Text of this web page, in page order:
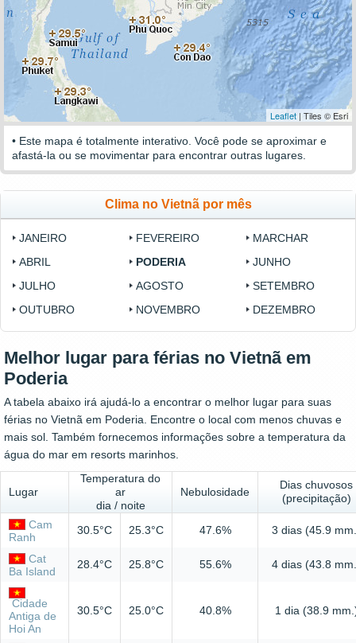
Leaflet | Tiles © Esri
• Este mapa é totalmente interativo. Você pode se aproximar e
afastá-la ou se movimentar para encontrar outras lugares.
Clima no Vietnã por mês
JANEIRO FEVEREIRO
MARCHAR
ABRIL
PODERIA
JUNHO
JULHO
AGOSTO
SETEMBRO
OUTUBRO
NOVEMBRO DEZEMBRO
Melhor lugar para férias no Vietnã em
Poderia
A tabela abaixo irá ajudá-lo a encontrar o melhor lugar para suas
férias no Vietnã em Poderia. Encontre o local com menos chuvas e
mais sol. Também fornecemos informações sobre a temperatura da
água do mar em resorts marinhos.
Lugar
Temperatura do
ar
dia / noite
Nebulosidade
Dias chuvosos
(precipitação)
Cam
Ranh
30.5°C 25.3°C 47.6% 3 dias (45.9
Cat
Ba Island
28.4°C 25.8°C 55.6% 4 dias (43.8
Cidade
Antiga de
Hoi An
30.5°C 25.0°C 40.8% 1 dia (38.9